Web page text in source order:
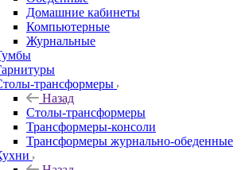
Домашние кабинеты
Компьютерные
Журнальные
трансформеры
Назад
Столы-трансформеры
Трансформеры-консоли
Трансформеры журнально-обеденные